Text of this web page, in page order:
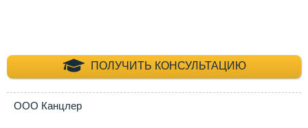
ПОЛУЧИТЬ КОНСУЛЬТАЦИЮ
+7 (495) 660-35-
ООО Канцлер